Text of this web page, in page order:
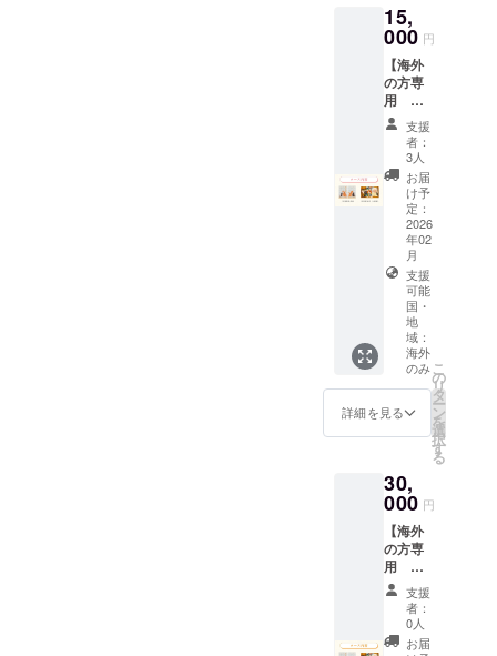
円・
100,000
円のお
気持ち
支援と
同じ内
容です
しがな
い分、
いただ
いた支
援をよ
り多く
の製作
費用に
充てさ
せてい
ただき
ます。
※芳名帳
に記載
するお
名前を
備考欄
にご記
載くだ
さい
※5,000
円・
10,000
30,000
円・
50,000
円のお
気持ち
支援と
同じ内
容です
15,
000 円
【海外
の方専
用 御
朱印帳
コー
ス】 ・
御礼状
・特別
御朱
印 (二
種）
高さ約
14cm、
幅約
20cm
・特別
御朱印
帳 高
18cm、
幅約
12cm
域に
よって
関税が
発生す
ること
があり
ます。
関税は
原則と
して支
援者様
支援
者：
3人
お届
け予
定：
2026
年02
月
支援
可能
国・
地
域：
海外
のみ
詳細を見る
こ
の
リ
タ
ー
ン
を
選
択
す
る
30,
000 円
【海外
の方専
用
セットA
コー
ス】 ・
御礼状
支援
者：
0人
お届